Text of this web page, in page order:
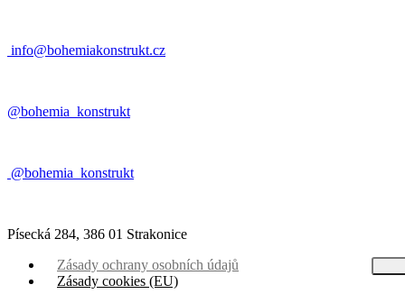
info@bohemiakonstrukt.cz
@bohemia_konstrukt
@bohemia_konstrukt
Písecká 284, 386 01 Strakonice
Zásady ochrany osobních údajů
Zásady cookies (EU)